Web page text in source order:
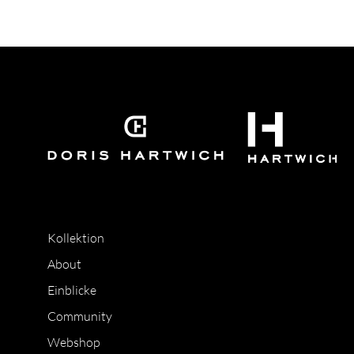
Kollektion
About
Einblicke
Community
Webshop